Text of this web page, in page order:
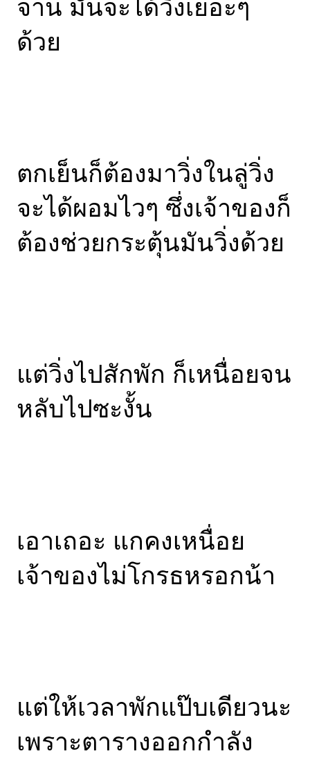
จาน มันจะได้วิ่งเยอะๆ
ด้วย
ตกเย็นก็ต้องมาวิ่งในลู่วิ่ง
จะได้ผอมไวๆ ซึ่งเจ้าของก็
ต้องช่วยกระตุ้นมันวิ่งด้วย
แต่วิ่งไปสักพัก ก็เหนื่อยจน
หลับไปซะงั้น
เอาเถอะ แกคงเหนื่อย
เจ้าของไม่โกรธหรอกน้า
แต่ให้เวลาพักแป๊บเดียวนะ
เพราะตารางออกกำลัง